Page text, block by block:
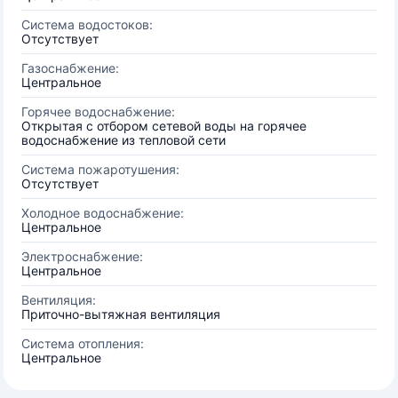
Система водостоков:
Отсутствует
Газоснабжение:
Центральное
Горячее водоснабжение:
Открытая с отбором сетевой воды на горячее
водоснабжение из тепловой сети
Система пожаротушения:
Отсутствует
Холодное водоснабжение:
Центральное
Электроснабжение:
Центральное
Вентиляция:
Приточно-вытяжная вентиляция
Система отопления:
Центральное